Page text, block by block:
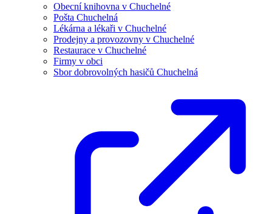
Obecní knihovna v Chuchelné
Pošta Chuchelná
Lékárna a lékaři v Chuchelné
Prodejny a provozovny v Chuchelné
Restaurace v Chuchelné
Firmy v obci
Sbor dobrovolných hasičů Chuchelná